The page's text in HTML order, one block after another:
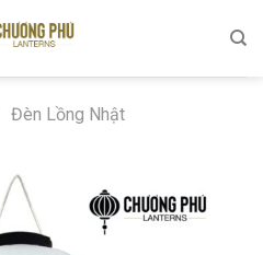
Đèn Lồng Nhật